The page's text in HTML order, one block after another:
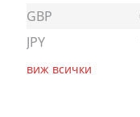
GBP
JPY
виж всички